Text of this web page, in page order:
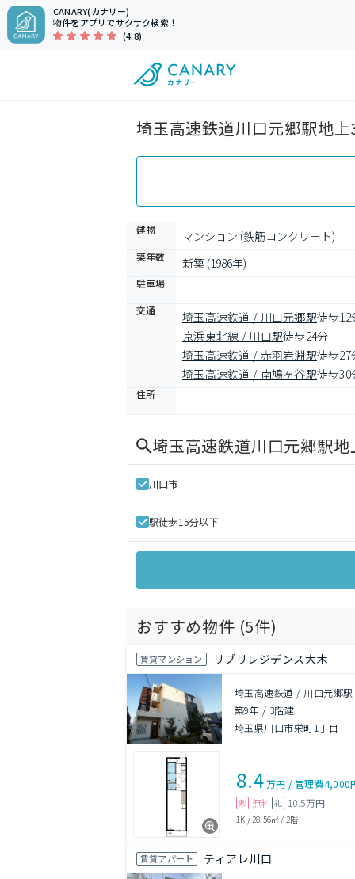
CANARY(カナリー)
物件をアプリでサクサク検索！
(4.8)
埼玉高速鉄道川口元郷駅地
建物 マンション (鉄筋コンクリート)
築年数 新築 (1986年)
駐車場 -
交通 埼玉高速鉄道 / 川口元郷駅徒歩12
京浜東北線 / 川口駅徒歩24分
埼玉高速鉄道 / 赤羽岩淵駅徒歩27
埼玉高速鉄道 / 南鳩ヶ谷駅徒歩30
住所
埼玉高速鉄道川口元郷駅
川口市
駅徒歩15分以下
おすすめ物件 (5件)
賃貸マンション リブリレジデンス大木
埼玉高速鉄道 / 川口元郷駅
築9年 / 3階建
埼玉県川口市栄町1丁目
8.4万円 /管理費4,000
敷 無料 礼 10.5万円
1K / 28.56㎡ / 2階
賃貸アパート ティアレ川口